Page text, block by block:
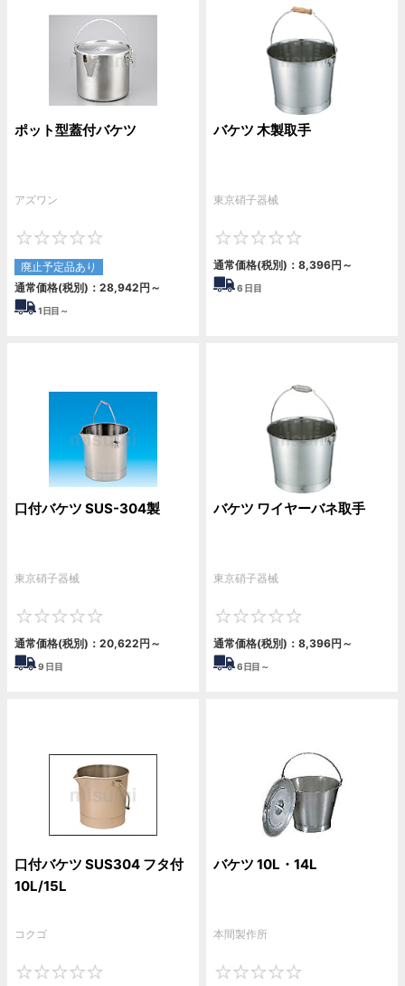
ポット型蓋付バケツ
アズワン
廃止予定品あり
通常価格(税別)： 28,942円 ～
1日目～
バケツ 木製取手
東京硝子器械
通常価格(税別)： 8,396円 ～
6 日目
口付バケツ SUS-304製
東京硝子器械
通常価格(税別)： 20,622円 ～
9 日目
バケツ ワイヤーバネ取手
東京硝子器械
通常価格(税別)： 8,396円 ～
6日目～
口付バケツ SUS304 フタ付
10L/15L
コクゴ
バケツ 10L・14L
本間製作所